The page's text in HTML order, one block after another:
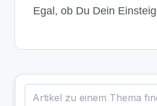
Egal, ob Du Dein